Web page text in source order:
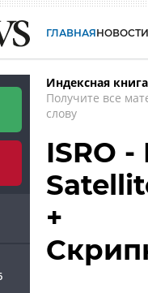
ГЛАВНАЯНОВОСТИ
Индексная
Получите все
слову
ISRO
+